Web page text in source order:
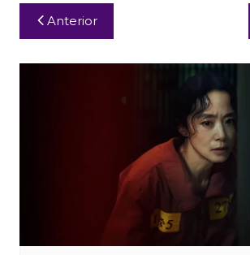
Navegação
de
Post
Anterior